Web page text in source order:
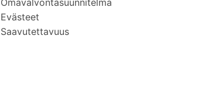
Omavalvontasuunnitelma
Evästeet
Saavutettavuus